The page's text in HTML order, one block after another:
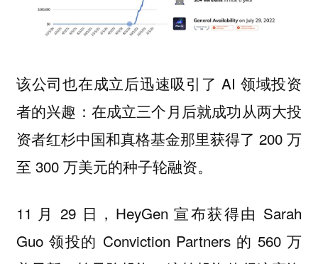
该公司也在成立后迅速吸引了 AI 领域投资
者的兴趣：在成立三个月后就成功从两大投
资者红杉中国和真格基金那里获得了 200 万
至 300 万美元的种子轮融资。
11 月 29 日，HeyGen 宣布获得由 Sarah
Guo 领投的 Conviction Partners 的 560 万